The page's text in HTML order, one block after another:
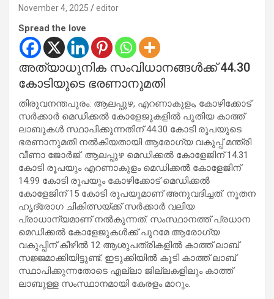
November 4, 2025 editor
Spread the love
അത്യാധുനിക സംവിധാനങ്ങള്‍ക്ക് 44.30
കോടിയുടെ ഭരണാനുമതി
തിരുവനന്തപുരം: ആലപ്പുഴ, എറണാകുളം, കോഴിക്കോട്
സര്‍ക്കാര്‍ മെഡിക്കല്‍ കോളേജുകളില്‍ പുതിയ കാത്ത്
ലാബുകള്‍ സ്ഥാപിക്കുന്നതിന് 44.30 കോടി രൂപയുടെ
ഭരണാനുമതി നല്‍കിയതായി ആരോഗ്യ വകുപ്പ് മന്ത്രി
വീണാ ജോര്‍ജ്. ആലപ്പുഴ മെഡിക്കല്‍ കോളേജിന് 14.31
കോടി രൂപയും എറണാകുളം മെഡിക്കല്‍ കോളേജിന്
14.99 കോടി രൂപയും കോഴിക്കോട് മെഡിക്കല്‍
കോളേജിന് 15 കോടി രൂപയുമാണ് അനുവദിച്ചത്. നൂതന
ഹൃദ്രോഗ ചികിത്സയ്ക്ക് സര്‍ക്കാര്‍ വലിയ
പ്രാധാന്യമാണ് നല്‍കുന്നത്. സംസ്ഥാനത്ത് പ്രധാന
മെഡിക്കല്‍ കോളേജുകള്‍ക്ക് പുറമേ ആരോഗ്യ
വകുപ്പിന് കീഴില്‍ 12 ആശുപത്രികളില്‍ കാത്ത് ലാബ്
സജ്ജമാക്കിയിട്ടുണ്ട്. ഇടുക്കിയില്‍ കൂടി കാത്ത് ലാബ്
സ്ഥാപിക്കുന്നതോടെ എല്ലാ ജില്ലകളിലും കാത്ത്
ലാബുള്ള സംസ്ഥാനമായി കേരളം മാറും.